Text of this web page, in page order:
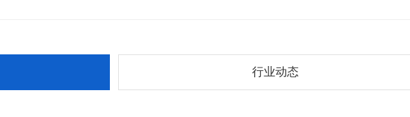
行业动态